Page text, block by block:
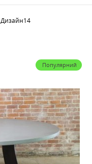
Дизайн14
Популярний